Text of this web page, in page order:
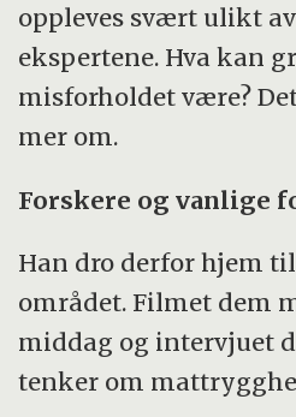
oppleves svært ulikt
ekspertene. Hva kan
misforholdet være?
mer om.
Forskere og vanlige
Han dro derfor hjem
området. Filmet dem
middag og intervjuet
tenker om